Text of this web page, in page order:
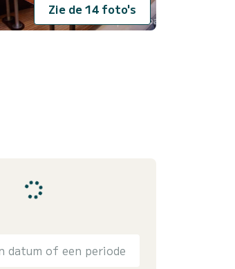
Zie de 14 foto's
datum of een periode